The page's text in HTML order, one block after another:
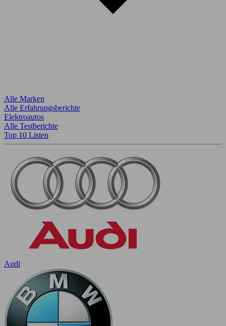
Alle Marken
Alle Erfahrungsberichte
Elektroautos
Alle Testberichte
Top 10 Listen
Audi